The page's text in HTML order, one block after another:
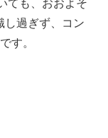
ても、おおよそ
し過ぎず、コン
す。